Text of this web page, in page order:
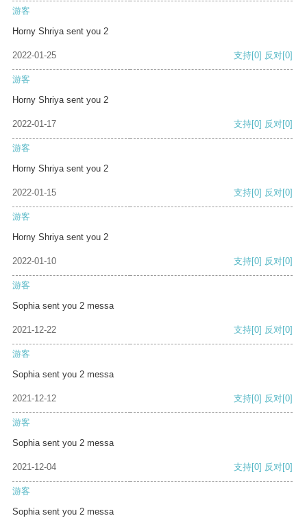
游客
Horny Shriya sent you 2
2022-01-25 支持[0] 反对[0]
游客
Horny Shriya sent you 2
2022-01-17 支持[0] 反对[0]
游客
Horny Shriya sent you 2
2022-01-15 支持[0] 反对[0]
游客
Horny Shriya sent you 2
2022-01-10 支持[0] 反对[0]
游客
Sophia sent you 2 messa
2021-12-22 支持[0] 反对[0]
游客
Sophia sent you 2 messa
2021-12-12 支持[0] 反对[0]
游客
Sophia sent you 2 messa
2021-12-04 支持[0] 反对[0]
游客
Sophia sent you 2 messa